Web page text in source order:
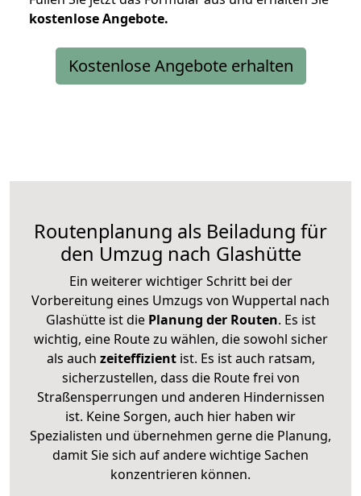
kostenloseAngebote.
Kostenlose Angebote erhalten
Routenplanung als Beiladung für
den Umzug nach Glashütte
Ein weiterer wichtiger Schritt bei der
Vorbereitung eines Umzugs von Wuppertal nach
Glashütte ist diePlanung der Routen. Es ist
wichtig, eine Route zu wählen, die sowohl sicher
als auch zeiteffizientist. Es ist auch ratsam,
sicherzustellen, dass die Route frei von
Straßensperrungen und anderen Hindernissen
ist. Keine Sorgen, auch hier haben wir
Spezialisten und übernehmen gerne die Planung,
damit Sie sich auf andere wichtige Sachen
konzentrieren können.